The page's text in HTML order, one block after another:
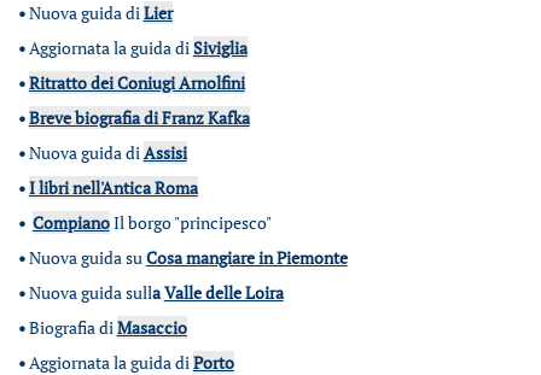
•Nuova guida diLier
•Aggiornata la guida diSiviglia
•Ritratto dei Coniugi Arnolfini
•Breve biografia di Franz Kafka
•Nuova guida diAssisi
•I libri nell'Antica Roma
• CompianoIl borgo "principesco"
•Nuova guida suCosa mangiare in Piemonte
•Nuova guida sullaValle delle Loira
•Biografia diMasaccio
•Aggiornata la guida diPorto